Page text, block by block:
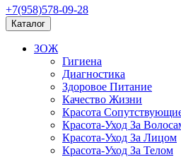
+7(958)578-09-28
Каталог
ЗОЖ
Гигиена
Диагностика
Здоровое Питание
Качество Жизни
Красота
Красота-Уход За
Красота-Уход За Лицом
Красота-Уход За Телом